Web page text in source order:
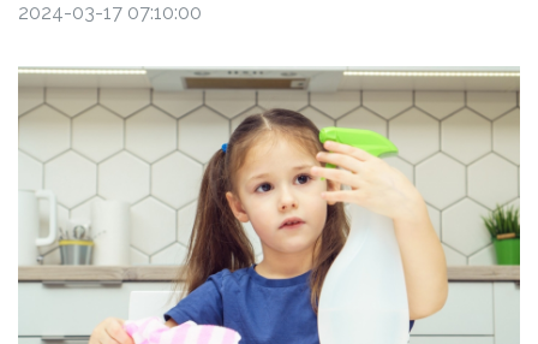
2024-03-17 07:10:00